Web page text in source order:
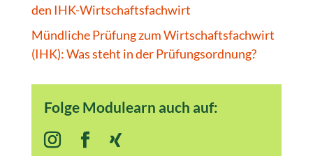
den IHK-Wirtschaftsfachwirt
Mündliche Prüfung zum Wirtschaftsfachwirt
(IHK): Was steht in der Prüfungsordnung?
Folge Modulearn auch auf: